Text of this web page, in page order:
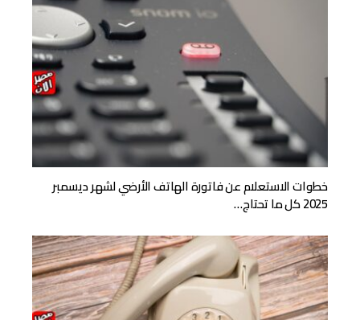
خطوات الاستعلام عن فاتورة الهاتف الأرضي لشهر ديسمبر
2025 كل ما تحتاج…